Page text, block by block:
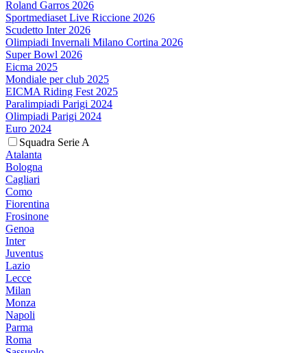
Roland Garros 2026
Sportmediaset Live Riccione 2026
Scudetto Inter 2026
Olimpiadi Invernali Milano Cortina 2026
Super Bowl 2026
Eicma 2025
Mondiale per club 2025
EICMA Riding Fest 2025
Paralimpiadi Parigi 2024
Olimpiadi Parigi 2024
Euro 2024
Squadra Serie A
Atalanta
Bologna
Cagliari
Como
Fiorentina
Frosinone
Genoa
Inter
Juventus
Lazio
Lecce
Milan
Monza
Napoli
Parma
Roma